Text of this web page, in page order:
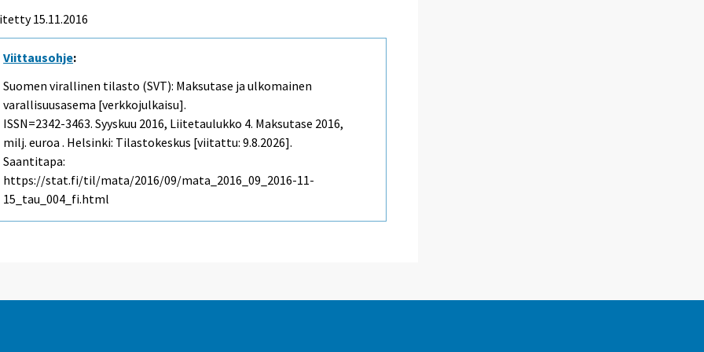
15.11.2016
Viittausohje:
Suomen virallinen tilasto (SVT): Maksutase ja ulkomainen
varallisuusasema [verkkojulkaisu].
ISSN=2342-3463.Syyskuu 2016, Liitetaulukko 4. Maksutase 2016,
milj. euroa . Helsinki: Tilastokeskus [viitattu: 9.8.2026].
Saantitapa:
https://stat.fi/til/mata/2016/09/mata_2016_09_2016-11-
15_tau_004_fi.html